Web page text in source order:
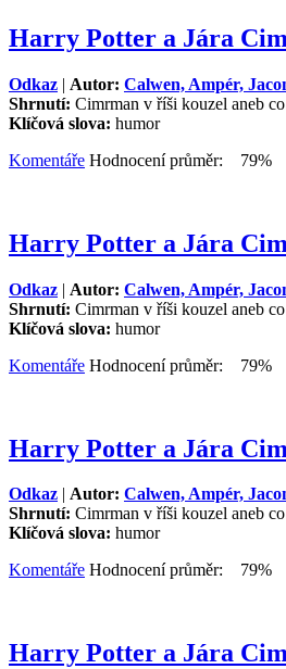
Harry Potter a Jára
Odkaz | Autor: Calwen, Ampér,
Shrnutí: Cimrman v říši kouzel aneb
Klíčová slova: humor
Komentáře Hodnocení průměr: 79%
Harry Potter a Jára
Odkaz | Autor: Calwen, Ampér,
Shrnutí: Cimrman v říši kouzel aneb
Klíčová slova: humor
Komentáře Hodnocení průměr: 79%
Harry Potter a Jára
Odkaz | Autor: Calwen, Ampér,
Shrnutí: Cimrman v říši kouzel aneb
Klíčová slova: humor
Komentáře Hodnocení průměr: 79%
Harry Potter a Jára